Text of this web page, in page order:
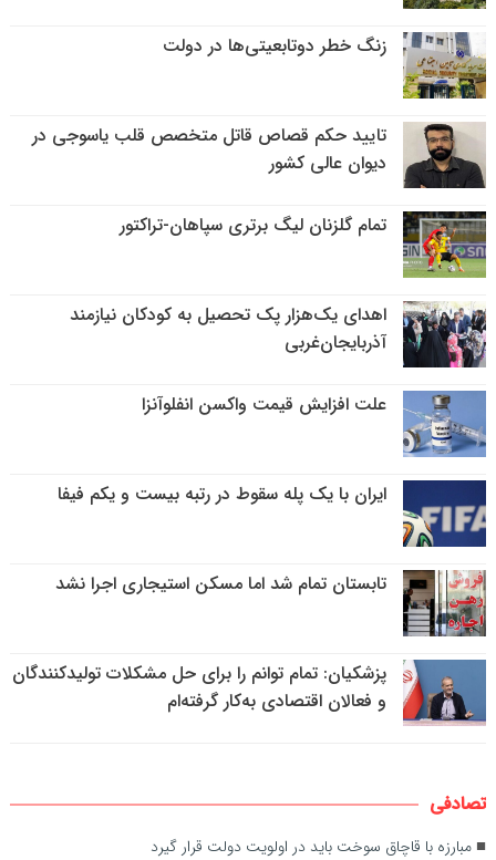
زنگ خطر دوتابعیتی‌ها در دولت
تایید حکم قصاص قاتل متخصص قلب یاسوجی در
دیوان عالی کشور
تمام گلزنان لیگ‌ برتری سپاهان-تراکتور
اهدای یک‌هزار پک تحصیل به کودکان نیازمند
آذربایجان‌غربی
علت افزایش قیمت واکسن انفلوآنزا
ایران با یک پله سقوط در رتبه بیست و یکم فیفا
تابستان تمام شد اما مسکن استیجاری اجرا نشد
پزشکیان: تمام توانم را برای حل مشکلات تولیدکنندگان
و فعالان اقتصادی به‌کار گرفته‌ام
تصادفی
مبارزه با قاچاق سوخت باید در اولویت دولت قرار گیرد